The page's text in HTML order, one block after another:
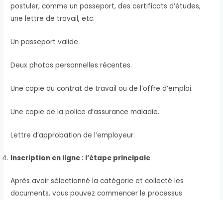
postuler, comme un passeport, des certificats d’études,
une lettre de travail, etc.
Un passeport valide.
Deux photos personnelles récentes.
Une copie du contrat de travail ou de l’offre d’emploi.
Une copie de la police d’assurance maladie.
Lettre d’approbation de l’employeur.
Inscription en ligne : l’étape principale
Après avoir sélectionné la catégorie et collecté les
documents, vous pouvez commencer le processus